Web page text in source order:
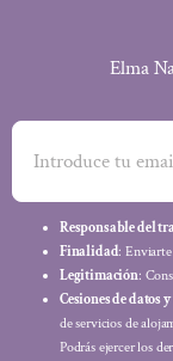
Elma
Responsable del
Finalidad:
Legitimación:
Cesiones de datos
de servicios de
Podrás ejercer los